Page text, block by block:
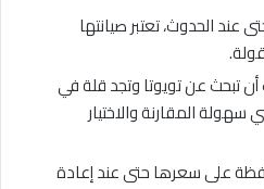
عند الحدوث، تعتبر صيانتها
عن تويوتا وتجد قلة في
المقارنة والاختيار
على سعرها حتى عند إعادة